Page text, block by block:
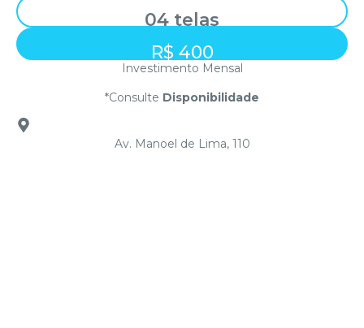
04 telas
R$ 400
Investimento Mensal
*Consulte Disponibilidade
Av. Manoel de Lima, 110